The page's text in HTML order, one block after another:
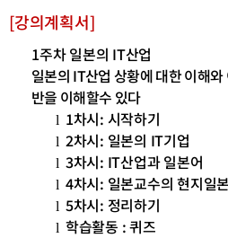
[강의계획서]
1주차 일본의 IT산업
일본의 IT산업 상황에 대한 이해
반을 이해할수 있다
l 1차시: 시작하기
l 2차시: 일본의 IT기업
l 3차시: IT산업과 일본어
l 4차시: 일본교수의 현지일
l 5차시: 정리하기
l 학습활동 :퀴즈